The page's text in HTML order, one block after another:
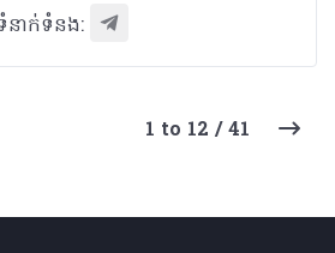
នាក់ទំនង:
1 to 12 / 41